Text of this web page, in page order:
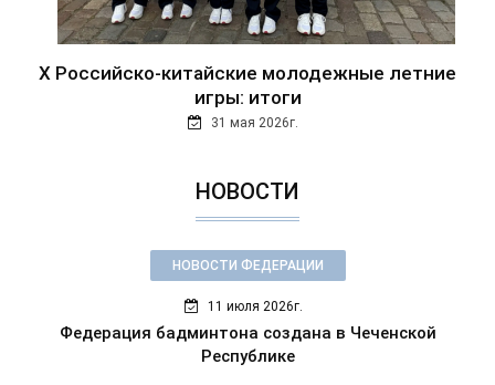
Х Российско-китайские молодежные летние
игры: итоги
31 мая 2026г.
НОВОСТИ
НОВОСТИ ФЕДЕРАЦИИ
11 июля 2026г.
Федерация бадминтона создана в Чеченской
Республике